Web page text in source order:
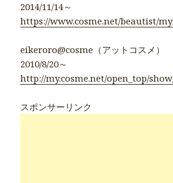
2014/11/14～
https://www.cosme.net/beautist/
eikeroro@cosme（アットコスメ）
2010/8/20～
http://my.cosme.net/open_top/
スポンサーリンク